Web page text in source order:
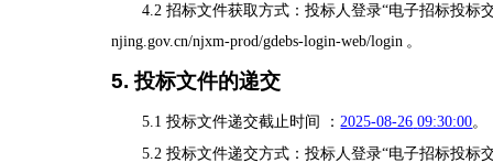
4.2招标文件获取方式：投标人登录“电子招标投标
njing.gov.cn/njxm-prod/gdebs-login-web/login 。
5.投标文件的递交
5.1投标文件递交截止时间 ：2025-08-26 09:30:00。
5.2投标文件递交方式：投标人登录“电子招标投标